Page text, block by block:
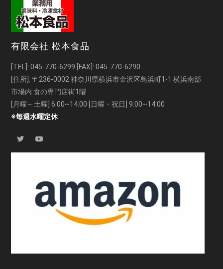
有限会社 松本食品
[TEL]:045-770-6299 [FAX]: 045-770-6290
[住所]: 〒236-0002 神奈川県横浜市金沢区鳥浜町1-1 横浜南部
市場内 食の専門店街1階
[月曜～土曜] 6:00~14:00 [日曜・祝日] 9:00~14:00
※毎週水曜定休